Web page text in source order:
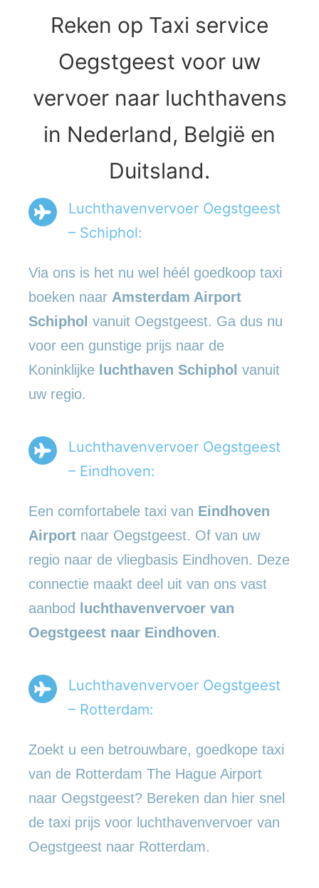
Reken op Taxi service
Oegstgeest voor uw
vervoer naar luchthavens
in Nederland, België en
Duitsland.
Luchthavenvervoer Oegstgeest
– Schiphol:
Via ons is het nu wel héél goedkoop taxi
boeken naar Amsterdam Airport
Schiphol vanuit Oegstgeest. Ga dus nu
voor een gunstige prijs naar de
Koninklijke luchthaven Schiphol vanuit
uw regio.
Luchthavenvervoer Oegstgeest
– Eindhoven:
Een comfortabele taxi van Eindhoven
Airport naar Oegstgeest. Of van uw
regio naar de vliegbasis Eindhoven. Deze
connectie maakt deel uit van ons vast
aanbod
luchthavenvervoer van
Oegstgeest naar Eindhoven.
Luchthavenvervoer Oegstgeest
– Rotterdam:
Zoekt u een betrouwbare, goedkope taxi
van de Rotterdam The Hague Airport
naar Oegstgeest? Bereken dan hier snel
de taxi prijs voor luchthavenvervoer van
Oegstgeest naar Rotterdam.